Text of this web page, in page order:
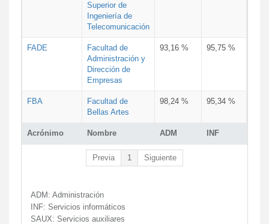
Acrónimo Nombre ADM INF
Superior de
Ingeniería de
Telecomunicación
FADE
Facultad de
Administración y
Dirección de
Empresas
93,16 % 95,75 %
FBA
Facultad de
Bellas Artes
98,24 % 95,34 %
Previa 1 Siguiente
ADM: Administración
INF: Servicios informáticos
SAUX: Servicios auxiliares